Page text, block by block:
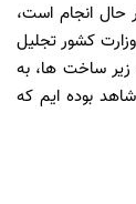
حال انجام است،
کشور تجلیل
ساخت ها، به
بوده ایم که